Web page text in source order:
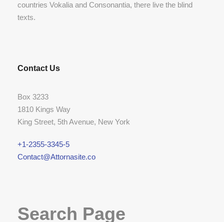
countries Vokalia and Consonantia, there live the blind
texts.
Contact Us
Box 3233
1810 Kings Way
King Street, 5th Avenue, New York
+1-2355-3345-5
Contact@Attornasite.co
Search Page